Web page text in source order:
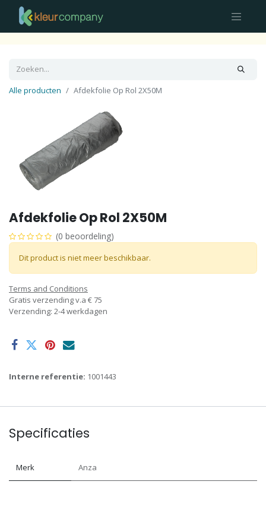
Alle producten Afdekfolie Op Rol 2X50M
Afdekfolie Op Rol 2X50M
(0 beoordeling)
Dit product is niet meer beschikbaar.
Terms and Conditions
Gratis verzending v.a € 75
Verzending: 2-4 werkdagen
Interne referentie: 1001443
Specificaties
Merk Anza